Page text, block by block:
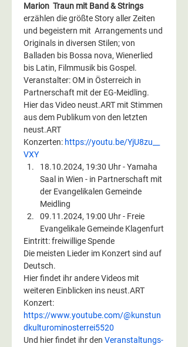
Marion  Traun mit Band & Strings
erzählen die größte Story aller Zeiten
und begeistern mit  Arrangements und
Originals in diversen Stilen; von
Balladen bis Bossa nova, Wienerlied
bis Latin, Filmmusik bis Gospel.
Veranstalter: OM in Österreich in
Partnerschaft mit der EG-Meidling.
Hier das Video neust.ART mit Stimmen
aus dem Publikum von den letzten
neust.ART
Konzerten: https://youtu.be/YjU8zu__
VXY
18.10.2024, 19:30 Uhr - Yamaha
Saal in Wien - in Partnerschaft mit
der Evangelikalen Gemeinde
Meidling
09.11.2024, 19:00 Uhr - Freie
Evangelikale Gemeinde Klagenfurt
Eintritt: freiwillige Spende
Die meisten Lieder im Konzert sind auf
Deutsch.
Hier findet ihr andere Videos mit
weiteren Einblicken ins neust.ART
Konzert:
https://www.youtube.com/@kunstun
dkulturominosterrei5520
Und hier findet ihr den Veranstaltungs-